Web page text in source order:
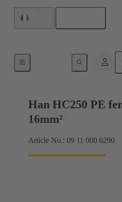
Han HC250 PE
16mm²
Article No.: 09 11 000 6290